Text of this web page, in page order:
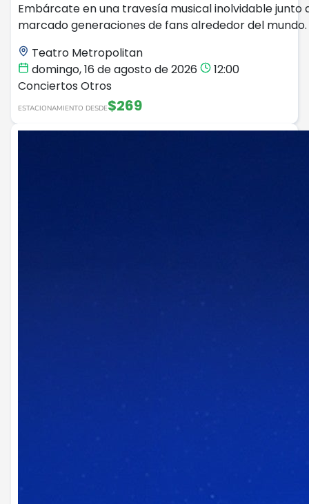
Embárcate en una travesía musical inolvidable junto
marcado generaciones de fans alrededor del mundo.
Teatro Metropolitan
domingo, 16 de agosto de 2026
12:00
Conciertos Otros
ESTACIONAMIENTO DESDE$269